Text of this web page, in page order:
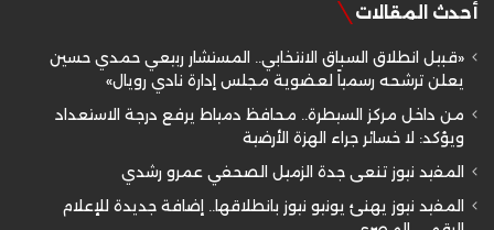
أحدث المقالات
«قبيل انطلاق السباق الانتخابي.. المستشار ربيعي حمدي حسين
يعلن ترشحه رسمياً لعضوية مجلس إدارة نادي رويال»
من داخل مركز السيطرة.. محافظ دمياط يرفع درجة الاستعداد
ويؤكد: لا خسائر جراء الهزة الأرضية
المفيد نيوز تنعى جدة الزميل الصحفي عمرو رشدي
المفيد نيوز يهنئ يونيو نيوز بانطلاقها.. إضافة جديدة للإعلام